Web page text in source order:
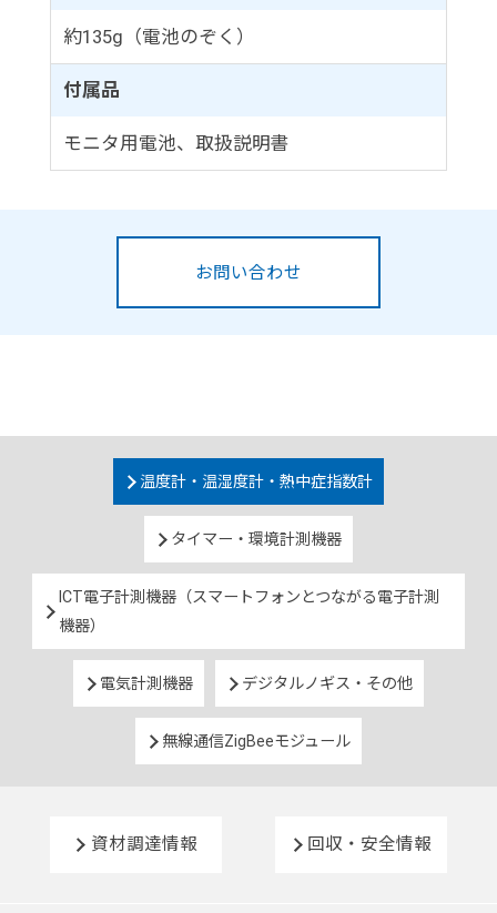
約135g（電池のぞく）
付属品
モニタ用電池、取扱説明書
お問い合わせ
温度計・温湿度計・熱中症指数計
タイマー・環境計測機器
ICT電子計測機器（スマートフォンとつながる電子計測
機器）
電気計測機器 デジタルノギス・その他
無線通信ZigBeeモジュール
資材調達情報 回収・安全情報